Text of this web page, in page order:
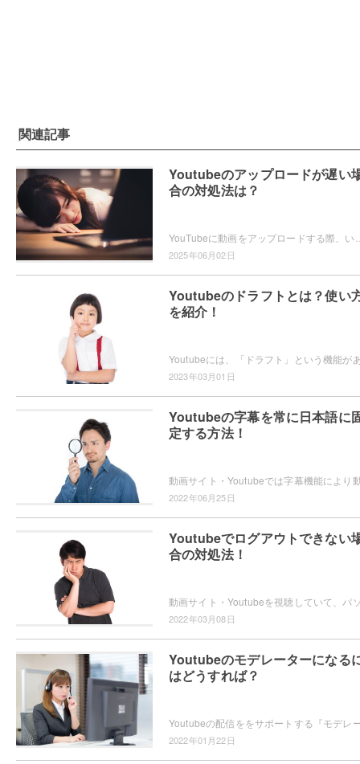
関連記事
Youtubeのアップロードが遅い
合の対処法は？
2025年06月02日
Youtubeのドラフトとは？使い
を紹介！
2023年03月01日
Youtubeの字幕を常に日本語に
定する方法！
2022年06月25日
Youtubeでログアウトできない
合の対処法！
2022年03月08日
Youtubeのモデレーターになる
はどうすれば？
2022年01月22日